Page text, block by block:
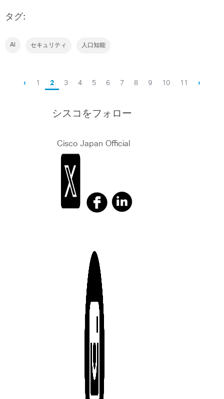
タグ:
AI セキュリティ 人口知能
‹ 1 2 3 4 5 6 7 8 9 10 11 ›
シスコをフォロー
Cisco Japan Official